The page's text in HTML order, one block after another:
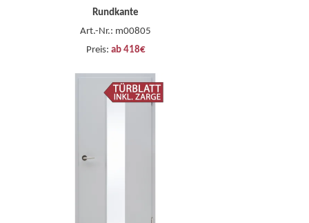
Rundkante
Art.-Nr.: m00805
Preis: ab 418€